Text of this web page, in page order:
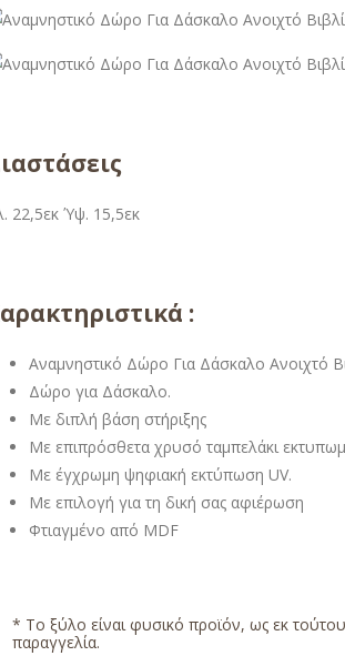
22,5εκ Ύψ. 15,5εκ
:
Αναμνηστικό Δώρο Για Δάσκαλο Ανοιχτό
Δώρο για Δάσκαλο.
Με διπλή βάση στήριξης
Με επιπρόσθετα χρυσό ταμπελάκι
Με έγχρωμη ψηφιακή εκτύπωση UV.
Με επιλογή για τη δική σας αφιέρωση
Φτιαγμένο από MDF
* Το ξύλο είναι φυσικό προϊόν, ως εκ
παραγγελία.